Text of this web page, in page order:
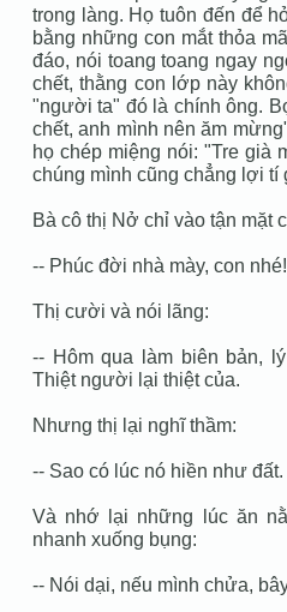
trong làng. Họ tuôn đến để
bằng những con mắt thỏa
đáo, nói toang toang ngay
chết, thằng con lớp này
"người ta" đó là chính ông.
chết, anh mình nên ăm
họ chép miệng nói: "Tre già
chúng mình cũng chẳng lợi tí
Bà cô thị Nở chỉ vào tận mặt
-- Phúc đời nhà mày, con
Thị cười và nói lãng:
-- Hôm qua làm biên bản,
Thiệt người lại thiệt của.
Nhưng thị lại nghĩ thầm:
-- Sao có lúc nó hiền như đất.
Và nhớ lại những lúc ăn
nhanh xuống bụng:
-- Nói dại, nếu mình chửa,